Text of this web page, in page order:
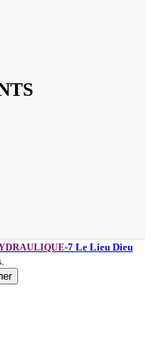
-7 Le Lieu Dieu